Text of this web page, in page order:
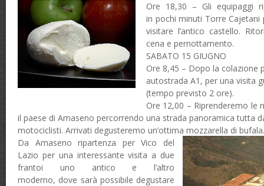
Ore 18,30 – Gli equipaggi
in pochi minuti Torre Cajetani
visitare l’antico castello.
cena e pernottamento.
SABATO 15 GIUGNO
Ore 8,45 – Dopo la colazione
autostrada A1, per una visita
(tempo previsto 2 ore).
Ore 12,00 – Riprenderemo le
il paese di Amaseno percorrendo una strada panoramica tutta
motociclisti. Arrivati degusteremo un’ottima mozzarella di bufala.
Da Amaseno ripartenza perVico del
Lazio per una interessante visita a due
frantoi uno antico e l’altro
moderno, dove sarà possibile degustare